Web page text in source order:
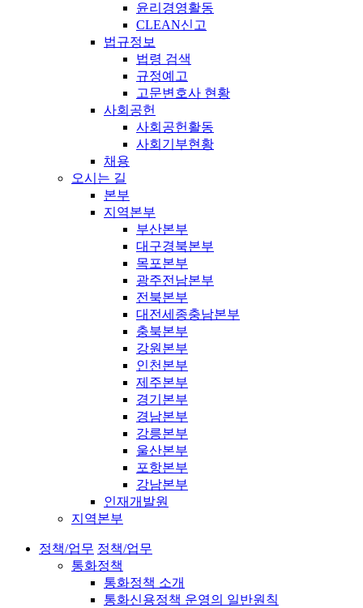
윤리경영활동
CLEAN신고
법규정보
법령 검색
규정예고
고문변호사 현황
사회공헌
사회공헌활동
사회기부현황
채용
오시는 길
본부
지역본부
부산본부
대구경북본부
목포본부
광주전남본부
전북본부
대전세종충남본부
충북본부
강원본부
인천본부
제주본부
경기본부
경남본부
강릉본부
울산본부
포항본부
강남본부
인재개발원
지역본부
정책/업무 정책/업무
통화정책
통화정책 소개
통화신용정책 운영의 일반원칙